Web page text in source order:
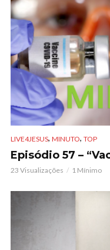
LIVE4JESUS, MINUTO, TOP
Episódio 57 –
23 Visualizações 1 Mínimo